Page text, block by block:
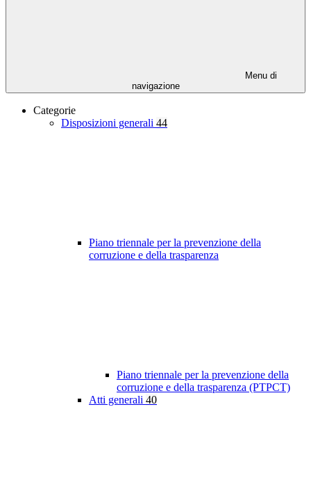
Menu di
navigazione
Categorie
Disposizioni generali 44
Piano triennale per la prevenzione della
corruzione e della trasparenza
Piano triennale per la prevenzione della
corruzione e della trasparenza (PTPCT)
Atti generali 40